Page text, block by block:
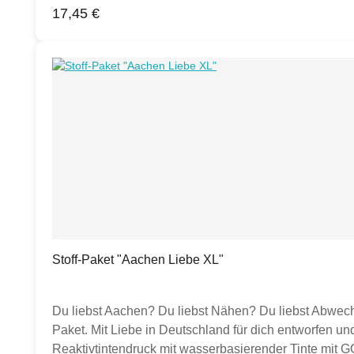
Halbpanama100% Baumwolle, 200g/qm, Breite ca.
Faserrückstände oder kleine weiße Pünktchen
Regulärer Preis:
17,45 €
Stoff-Paket "Aachen Liebe XL"
Du liebst Aachen? Du liebst Nähen? Du liebst
Paket. Mit Liebe in Deutschland für dich entworfen
Reaktivtintendruck mit wasserbasierender Tinte mit